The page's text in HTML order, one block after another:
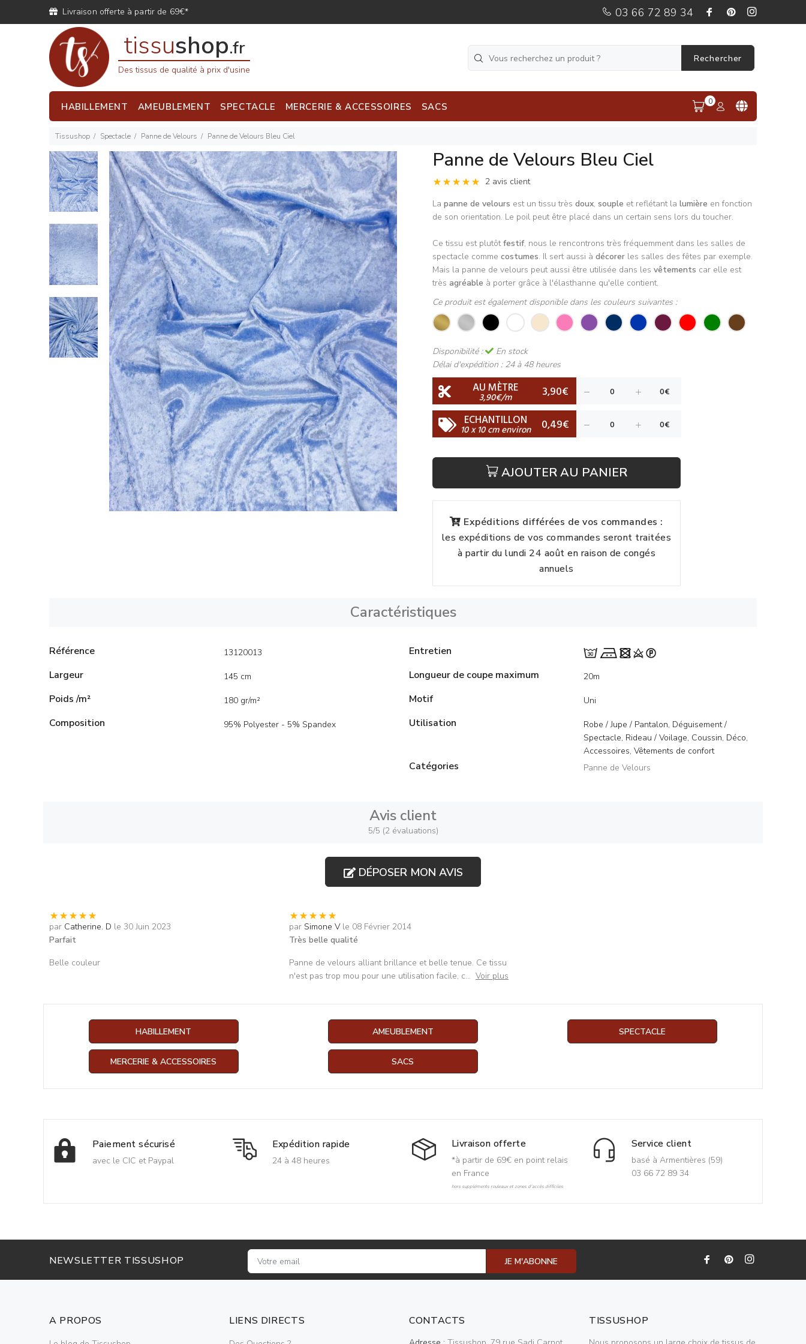
Livraison offerte à partir de 69€* 03 66 72 89 34
tissushop.fr
Des tissus de qualité à prix d'usine
Rechercher
HABILLEMENT AMEUBLEMENT SPECTACLE MERCERIE & ACCESSOIRES SACS 0
Tissushop Spectacle Panne de Velours Panne de Velours Bleu Ciel
Panne de Velours Bleu Ciel
2 avis client
La panne de velours est un tissu très doux, souple et reflétant la lumière en fonction
de son orientation. Le poil peut être placé dans un certain sens lors du toucher.
Ce tissu est plutôtfestif, nous le rencontrons très fréquemment dans les salles de
spectacle comme costumes. Il sert aussi à décorer les salles des fêtes par exemple.
Mais la panne de velours peut aussi être utilisée dans les vêtements car elle est
très agréable à porter grâce à l'élasthanne qu'elle contient.
Ce produit est également disponible dans les couleurs suivantes :
Disponibilité :
En stock
Délai d'expédition : 24 à 48 heures
AU MÈTRE
3,90€/m 3,90€
ECHANTILLON
10 x 10 cm environ 0,49€
AJOUTER AU PANIER
Expéditions différées de vos commandes :
les expéditions de vos commandes seront traitées
à partir du lundi 24 août en raison de congés
annuels
Caractéristiques
Référence 13120013
Largeur 145 cm
Poids /m² 180 gr/m²
Composition 95% Polyester - 5% Spandex
Entretien
Longueur de coupe maximum
20m
Motif Uni
Utilisation
Robe / Jupe / Pantalon, Déguisement /
Spectacle, Rideau / Voilage, Coussin, Déco,
Accessoires, Vêtements de confort
Catégories Panne de Velours
Avis client
5/5 (2 évaluations)
DÉPOSER MON AVIS
par Catherine. D le 30 Juin 2023
Parfait
Belle couleur
par Simone V le 08 Février 2014
Très belle qualité
Panne de velours alliant brillance et belle tenue. Ce tissu
n'est pas trop mou pour une utilisation facile, c... Voir plus
HABILLEMENT AMEUBLEMENT SPECTACLE
MERCERIE & ACCESSOIRES SACS
Paiement sécurisé
avec le CIC et Paypal
Expédition rapide
24 à 48 heures
Livraison offerte
*à partir de 69€ en point relais
en France
hors suppléments rouleaux et zones d'accès difficiles
Service client
basé à Armentières (59)
03 66 72 89 34
NEWSLETTER TISSUSHOP JE M'ABONNE
A PROPOS LIENS DIRECTS CONTACTS TISSUSHOP